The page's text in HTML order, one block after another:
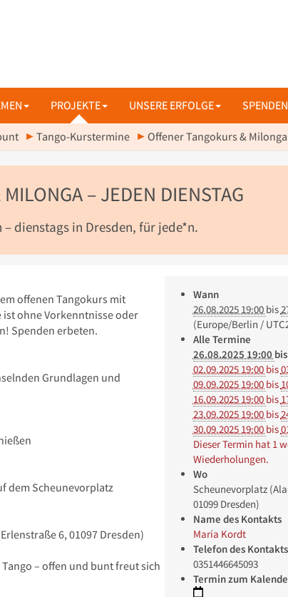
PROJEKTE UNSERE ERFOLGE SPENDEN
Tango-Kurstermine Offener Tangokurs &
– JEDEN DIENSTAG
dienstags in Dresden, für jede*n.
Wann
26.08.2025 19:00 bis
(Europe/Berlin /
Alle Termine
26.08.2025 19:00 bis
02.09.2025 19:00 bis
09.09.2025 19:00 bis
16.09.2025 19:00 bis
23.09.2025 19:00 bis
30.09.2025 19:00 bis
Dieser Termin hat 1
Wiederholungen.
Wo
Scheunevorplatz
01099 Dresden)
Name des Kontakts
María Kordt
Telefon des Kontakts
0351446645093
Termin zum
offenen Tangokurs mit
ohne Vorkenntnisse oder
Spenden erbeten.
Grundlagen und
dem Scheunevorplatz
6, 01097 Dresden)
– offen und bunt freut sich